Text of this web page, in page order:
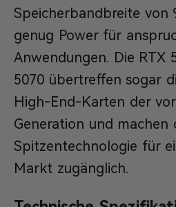
Speicherbandbreite von
genug Power für
Anwendungen. Die RTX
5070 übertreffen sogar
High-End-Karten der
Generation und machen
Spitzentechnologie für
Markt zugänglich.